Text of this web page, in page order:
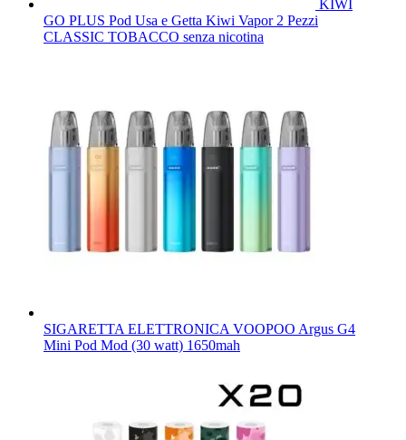
KIWI
GO PLUS Pod Usa e Getta Kiwi Vapor 2 Pezzi
CLASSIC TOBACCO senza nicotina
SIGARETTA ELETTRONICA VOOPOO Argus G4
Mini Pod Mod (30 watt) 1650mah